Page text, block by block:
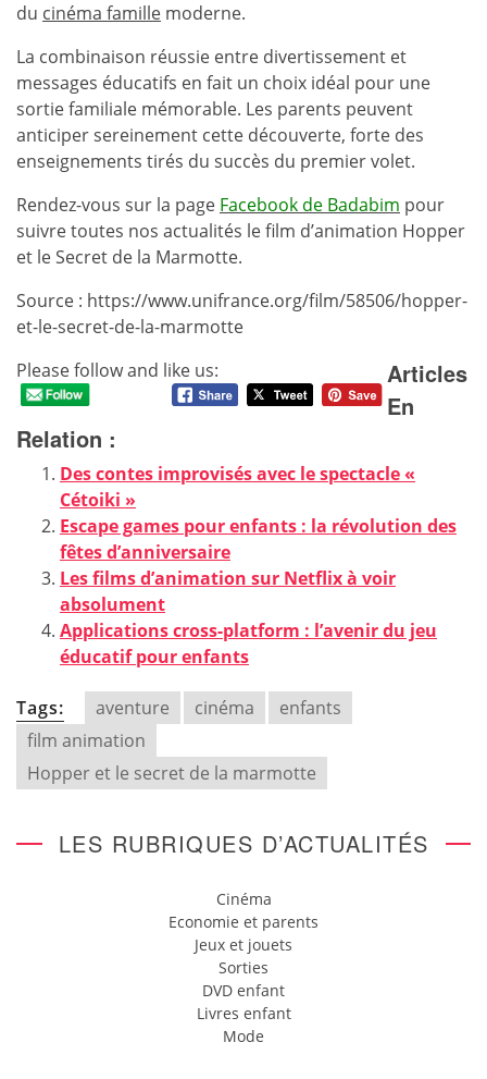
du cinéma famille moderne.
La combinaison réussie entre divertissement et
messages éducatifs en fait un choix idéal pour une
sortie familiale mémorable. Les parents peuvent
anticiper sereinement cette découverte, forte des
enseignements tirés du succès du premier volet.
Rendez-vous sur la page Facebook de Badabim pour
suivre toutes nos actualités le film d’animation Hopper
et le Secret de la Marmotte.
Source : https://www.unifrance.org/film/58506/hopper-
et-le-secret-de-la-marmotte
Please follow and like us:
Articles
En
Relation :
Des contes improvisés avec le spectacle «
Cétoiki »
Escape games pour enfants : la révolution des
fêtes d’anniversaire
Les films d’animation sur Netflix à voir
absolument
Applications cross-platform : l’avenir du jeu
éducatif pour enfants
Tags: aventure cinéma
enfants
film animation
Hopper et le secret de la marmotte
LES RUBRIQUES D’ACTUALITÉS
Cinéma
Economie et parents
Jeux et jouets
Sorties
DVD enfant
Livres enfant
Mode